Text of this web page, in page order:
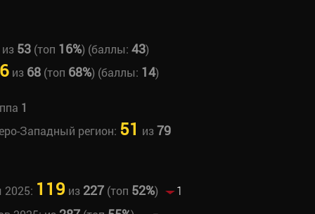
53(топ 16%) (баллы: 43)
из 68(топ 68%) (баллы: 14)
1
Западный регион: 51 из79
2025: 119 из 227(топ 52%)
1